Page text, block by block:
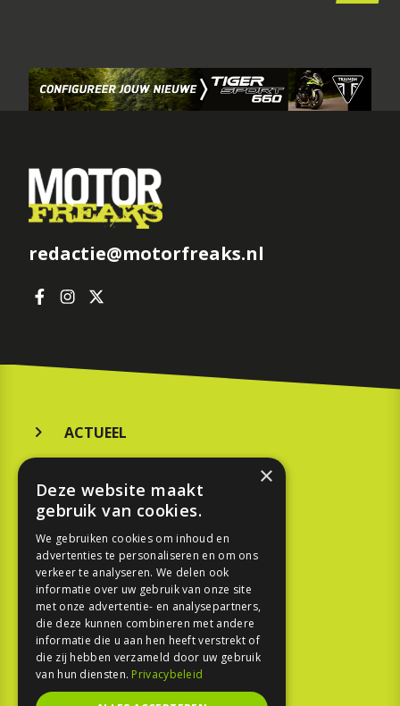
redactie@motorfreaks.nl
ACTUEEL
KOOPGIDS
TESTEN
SPORT
REPORTAGE
TOUREN
NIEUWSBRIEF
×
Deze website maakt
gebruik van cookies.
We gebruiken cookies om inhoud en
advertenties te personaliseren en om ons
verkeer te analyseren. We delen ook
informatie over uw gebruik van onze site
met onze advertentie- en analysepartners,
die deze kunnen combineren met andere
informatie die u aan hen heeft verstrekt of
die zij hebben verzameld door uw gebruik
van hun diensten. Privacybeleid